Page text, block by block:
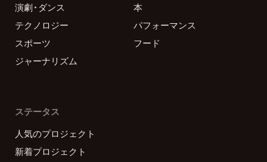
演劇・ダンス
本
テクノロジー
パフォーマンス
スポーツ
フード
ジャーナリズム
ステータス
人気のプロジェクト
新着プロジェクト